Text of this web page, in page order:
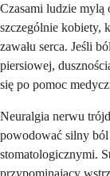
Czasami ludzie mylą
szczególnie kobiety,
zawału serca. Jeśli
piersiowej,
się po pomoc
Neuralgia nerwu
powodować silny
stomatologicznymi.
przypominający